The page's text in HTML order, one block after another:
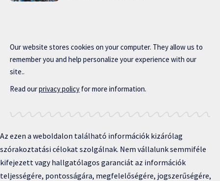
Our website stores cookies on your computer. They allow us to
remember you and help personalize your experience with our
site..
Read ourprivacy policy for more information.
Az ezen a weboldalon található információk kizárólag
szórakoztatási célokat szolgálnak. Nem vállalunk semmiféle
kifejezett vagy hallgatólagos garanciát az információk
teljességére, pontosságára, megfelelőségére, jogszerűségére,